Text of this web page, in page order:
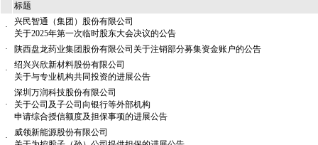
标题
·
兴民智通（集团）股份有限公司
关于2025年第一次临时股东大会决议的公告
·
陕西盘龙药业集团股份有限公司关于注销部分募集资金账户的公告
·
绍兴兴欣新材料股份有限公司
关于与专业机构共同投资的进展公告
·
深圳万润科技股份有限公司
关于公司及子公司向银行等外部机构
申请综合授信额度及担保事项的进展公告
·
威领新能源股份有限公司